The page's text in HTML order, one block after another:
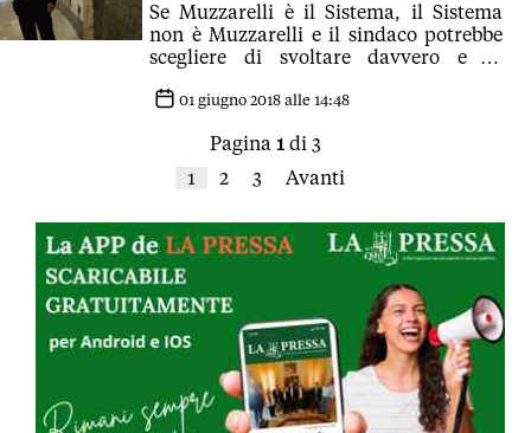
Se Muzzarelli è il Sistema, il Sistema
non è Muzzarelli e il sindaco potrebbe
scegliere di svoltare davvero e di
Modena
01 giugno 2018 alle 14:48
Pagina 1 di 3
1
2 3 Avanti